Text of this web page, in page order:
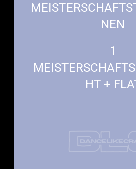
NEN
1
HT +